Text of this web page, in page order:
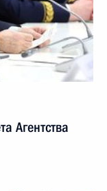
Агентства